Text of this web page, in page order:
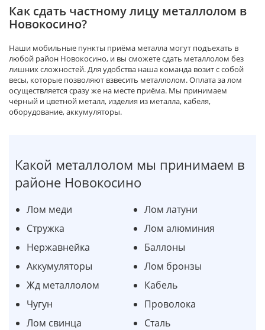
Как сдать частному лицу металлолом в
Новокосино?
Наши мобильные пункты приёма металла могут подъехать в
любой район Новокосино, и вы сможете сдать металлолом без
лишних сложностей. Для удобства наша команда возит с собой
весы, которые позволяют взвесить металлолом. Оплата за лом
осуществляется сразу же на месте приёма. Мы принимаем
чёрный и цветной металл, изделия из металла, кабеля,
оборудование, аккумуляторы.
Какой металлолом мы принимаем в
районе Новокосино
Лом меди
Лом латуни
Стружка
Лом алюминия
Нержавнейка
Баллоны
Аккумуляторы
Лом бронзы
Жд металлолом
Кабель
Чугун
Проволока
Лом свинца
Сталь